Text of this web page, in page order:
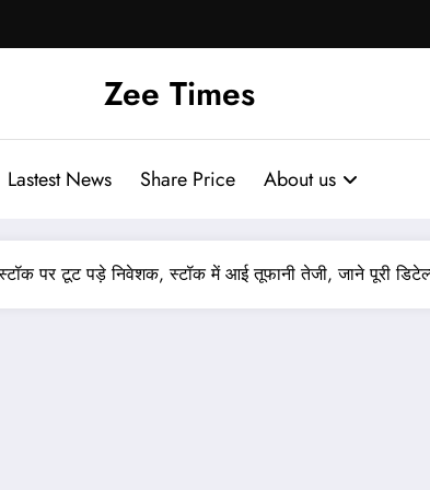
Zee Times
Lastest News Share Price About us
पर टूट पड़े निवेशक, स्टॉक में आई तूफानी तेजी, जाने पूरी